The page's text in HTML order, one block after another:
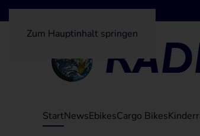
Zum Hauptinhalt springen
StartNewsEbikesCargo Bikes